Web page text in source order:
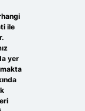
ile
yer